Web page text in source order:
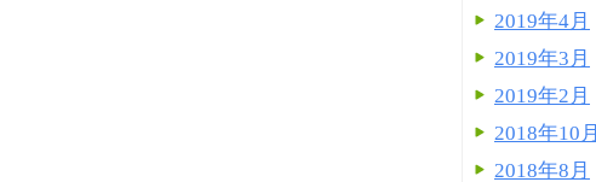
2019年4月
2019年3月
2019年2月
2018年10月
2018年8月